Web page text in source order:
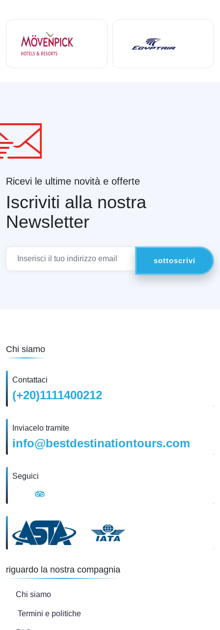
Ricevi le ultime novità e offerte
Iscriviti alla nostra
Newsletter
Chi siamo
Contattaci
(+20)1111400212
Inviacelo tramite
info@bestdestinationtours.com
Seguici
riguardo la nostra compagnia
Chi siamo
Termini e politiche